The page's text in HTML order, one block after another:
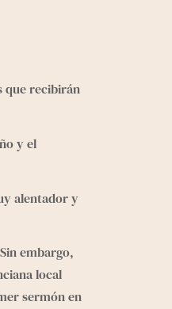
que recibirán
y el
alentador y
embargo,
local
sermón en